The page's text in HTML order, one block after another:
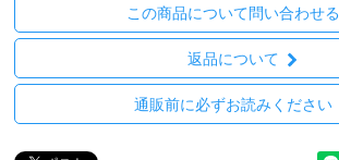
この商品について問い合わせる
返品について
通販前に必ずお読みください